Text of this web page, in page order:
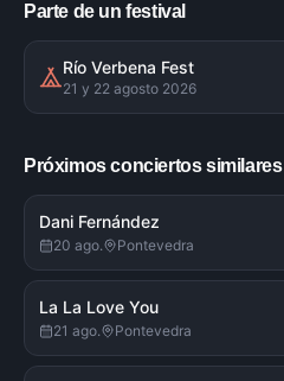
Parte de un festival
Río Verbena Fest
21 y 22 agosto 2026
Próximos conciertos similares
Dani Fernández
20 ago. Pontevedra
La La Love You
21 ago. Pontevedra